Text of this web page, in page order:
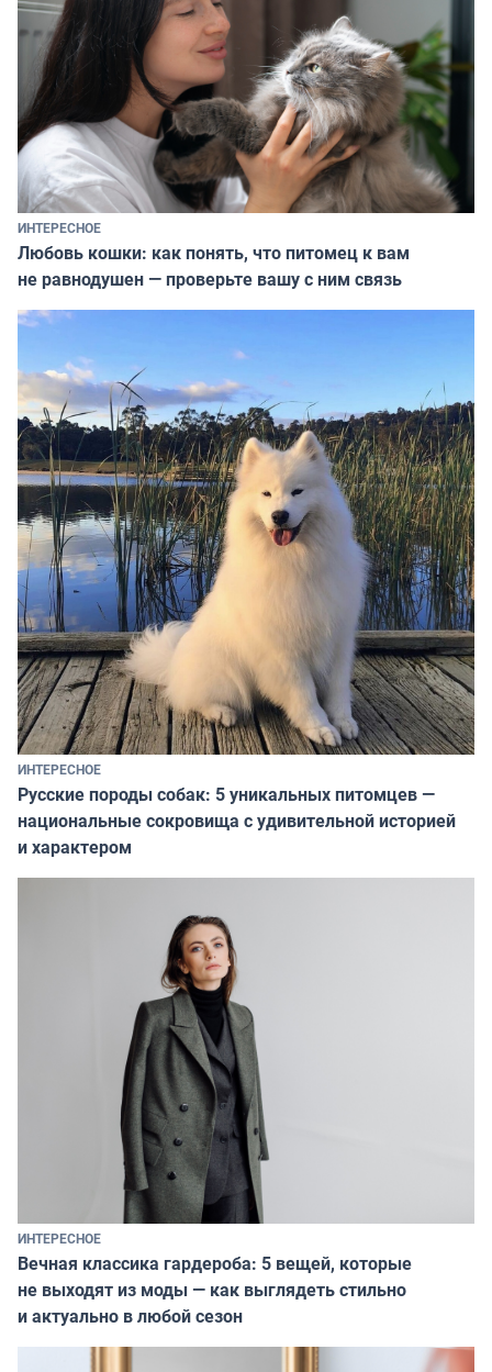
ИНТЕРЕСНОЕ
Любовь кошки: как понять, что питомец к вам
не равнодушен — проверьте вашу с ним связь
ИНТЕРЕСНОЕ
Русские породы собак: 5 уникальных питомцев —
национальные сокровища с удивительной историей
и характером
ИНТЕРЕСНОЕ
Вечная классика гардероба: 5 вещей, которые
не выходят из моды — как выглядеть стильно
и актуально в любой сезон